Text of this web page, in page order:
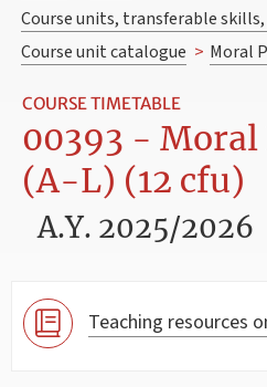
Course units, transferable skills,
Course unit catalogue > Moral
COURSE TIMETABLE
00393 -
(A-L) (12 cfu)
A.Y. 2025/2026
Teaching resources